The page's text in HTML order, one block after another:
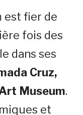
est fier de
fois des
dans ses
Cruz,
Museum.
et